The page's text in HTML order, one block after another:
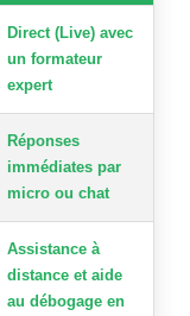
Direct (Live) avec
un formateur
expert
Réponses
immédiates par
micro ou chat
Assistance à
distance et aide
au débogage en